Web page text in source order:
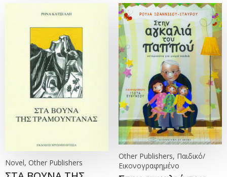
Novel, Other Publishers
Other Publishers, Παιδικό/
Εικονογραφημένο